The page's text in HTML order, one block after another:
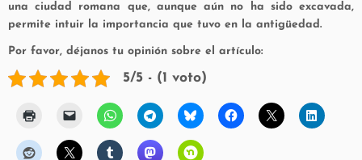
una ciudad romana que, aunque aún no ha sido excavada,
permite intuir la importancia que tuvo en la antigüedad.
Por favor, déjanos tu opinión sobre el artículo:
5/5 - (1 voto)